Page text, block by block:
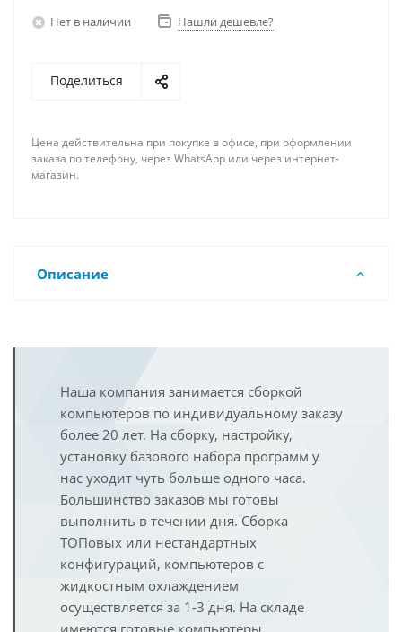
Нет в наличии Нашли дешевле?
Поделиться
Цена действительна при покупке в офисе, при оформлении
заказа по телефону, через WhatsApp или через интернет-
магазин.
Описание
Наша компания занимается сборкой
компьютеров по индивидуальному заказу
более 20 лет. На сборку, настройку,
установку базового набора программ у
нас уходит чуть больше одного часа.
Большинство заказов мы готовы
выполнить в течении дня. Сборка
ТОПовых или нестандартных
конфигураций, компьютеров с
жидкостным охлаждением
осуществляется за 1-3 дня. На складе
имеются готовые компьютеры.